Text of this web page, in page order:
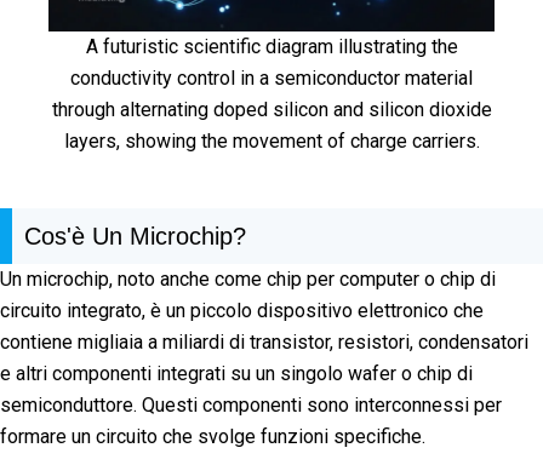
A futuristic scientific diagram illustrating the
conductivity control in a semiconductor material
through alternating doped silicon and silicon dioxide
layers, showing the movement of charge carriers.
Cos'è Un Microchip?
Un microchip, noto anche come chip per computer o chip di
circuito integrato, è un piccolo dispositivo elettronico che
contiene migliaia a miliardi di transistor, resistori, condensatori
e altri componenti integrati su un singolo wafer o chip di
semiconduttore. Questi componenti sono interconnessi per
formare un circuito che svolge funzioni specifiche.